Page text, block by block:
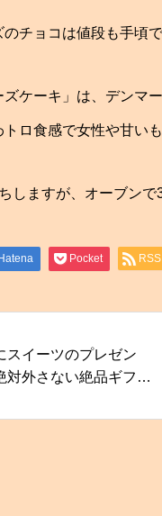
チョコは値段も手頃
ケーキ」は、デンマ
ロ食感で女性や甘い
しますが、オーブンで
Hatena Pocket RSS
スイーツのプレゼン
対外さない絶品ギフト